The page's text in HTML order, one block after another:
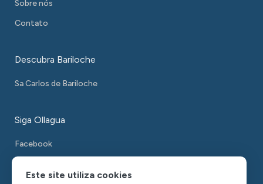
Sobre nós
Contato
Descubra Bariloche
Sa Carlos de Bariloche
Siga Ollagua
Facebook
Este site utiliza cookies